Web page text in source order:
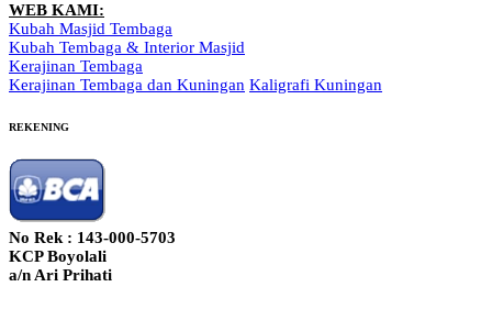
WEB KAMI:
Kubah Masjid Tembaga
Kubah Tembaga & Interior Masjid
Kerajinan Tembaga
Kerajinan Tembaga dan Kuningan Kaligrafi Kuningan
REKENING
No Rek : 143-000-5703
KCP Boyolali
a/n Ari Prihati